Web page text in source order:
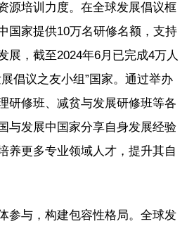
源培训力度。在全球发展倡议框
国家提供10万名研修名额，支持
展，截至2024年6月已完成4万人
倡议之友小组”国家。通过举办
研修班、减贫与发展研修班等各
与发展中国家分享自身发展经验
养更多专业领域人才，提升其自
参与，构建包容性格局。全球发